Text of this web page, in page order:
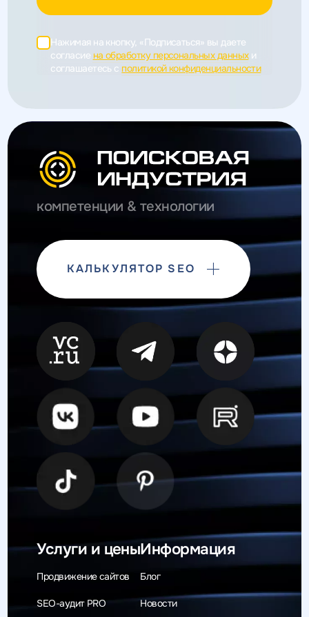
Нажимая на кнопку, «Подписаться» вы даете
согласие на обработку персональных данныхи
соглашаетесь c политикой конфиденциальности
компетенции & технологии
КАЛЬКУЛЯТОР SEO
Услуги и цены
Продвижение сайтов
SEO-аудит PRO
Информация
Блог
Новости